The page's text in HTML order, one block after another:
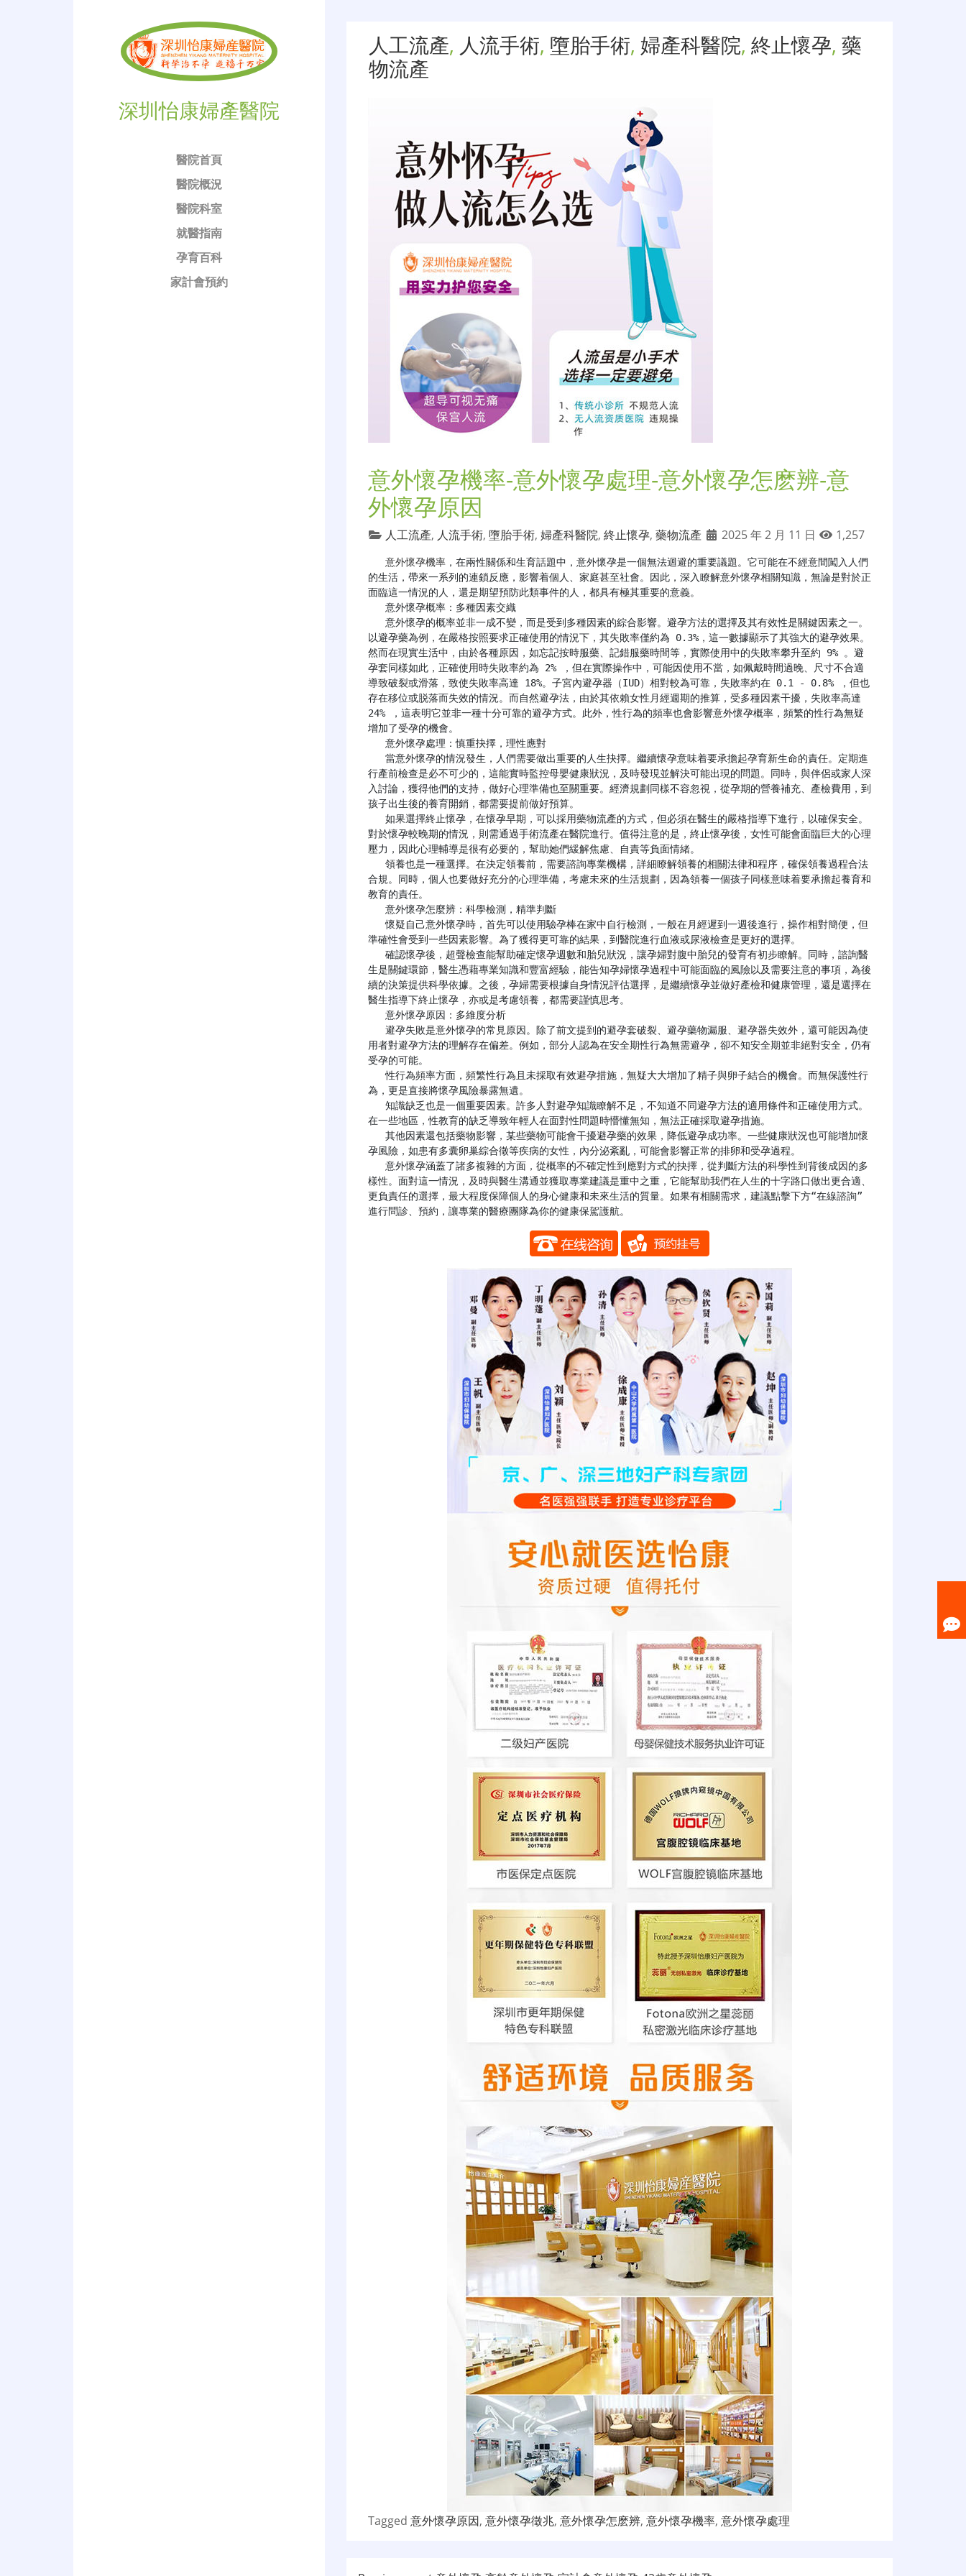
深圳怡康婦產醫院
醫院首頁
醫院概況
醫院科室
就醫指南
孕育百科
家計會預約
人工流產, 人流手術, 墮胎手術, 婦產科醫院, 終止懷孕, 藥
物流產
意外懷孕機率-意外懷孕處理-意外懷孕怎麽辨-意
外懷孕原因
人工流產, 人流手術, 墮胎手術, 婦產科醫院, 終止懷孕, 藥物流產 2025 年 2 月 11 日 1,257
意外懷孕機率 ，在兩性關係和生育話題中，意外懷孕是一個無法迴避的重要議題。它可能在不經意間闖入人們
的生活，帶來一系列的連鎖反應，影響着個人、家庭甚至社會。因此，深入瞭解意外懷孕相關知識，無論是對於正
面臨這一情況的人，還是期望預防此類事件的人，都具有極其重要的意義。
以避孕藥為例，在嚴格按照要求正確使用的情況下，其失敗率僅約為 0.3%，這一數據顯示了其強大的避孕效果。
然而在現實生活中，由於各種原因，如忘記按時服藥、記錯服藥時間等，實際使用中的失敗率攀升至約 9% 。避
孕套同樣如此，正確使用時失敗率約為 2% ，但在實際操作中，可能因使用不當，如佩戴時間過晚、尺寸不合適
導致破裂或滑落，致使失敗率高達 18%。子宮內避孕器（IUD）相對較為可靠，失敗率約在 0.1 - 0.8% ，但也
存在移位或脱落而失效的情況。而自然避孕法，由於其依賴女性月經週期的推算，受多種因素干擾，失敗率高達
24% ，這表明它並非一種十分可靠的避孕方式。此外，性行為的頻率也會影響意外懷孕概率，頻繁的性行為無疑
增加了受孕的機會。
行產前檢查是必不可少的，這能實時監控母嬰健康狀況，及時發現並解決可能出現的問題。同時，與伴侶或家人深
入討論，獲得他們的支持，做好心理準備也至關重要。經濟規劃同樣不容忽視，從孕期的營養補充、產檢費用，到
孩子出生後的養育開銷，都需要提前做好預算。
對於懷孕較晚期的情況，則需通過手術流產在醫院進行。值得注意的是，終止懷孕後，女性可能會面臨巨大的心理
壓力，因此心理輔導是很有必要的，幫助她們緩解焦慮、自責等負面情緒。
合規。同時，個人也要做好充分的心理準備，考慮未來的生活規劃，因為領養一個孩子同樣意味着要承擔起養育和
教育的責任。
   懷疑自己意外懷孕時，首先可以使用驗孕棒在家中自行檢測，一般在月經遲到一週後進行，操作相對簡便，但
準確性會受到一些因素影響。為了獲得更可靠的結果，到醫院進行血液或尿液檢查是更好的選擇。
生是關鍵環節，醫生憑藉專業知識和豐富經驗，能告知孕婦懷孕過程中可能面臨的風險以及需要注意的事項，為後
續的決策提供科學依據。之後，孕婦需要根據自身情況評估選擇，是繼續懷孕並做好產檢和健康管理，還是選擇在
醫生指導下終止懷孕，亦或是考慮領養，都需要謹慎思考。
用者對避孕方法的理解存在偏差。例如，部分人認為在安全期性行為無需避孕，卻不知安全期並非絕對安全，仍有
受孕的可能。
   性行為頻率方面，頻繁性行為且未採取有效避孕措施，無疑大大增加了精子與卵子結合的機會。而無保護性行
為，更是直接將懷孕風險暴露無遺。
在一些地區，性教育的缺乏導致年輕人在面對性問題時懵懂無知，無法正確採取避孕措施。
孕風險，如患有多囊卵巢綜合徵等疾病的女性，內分泌紊亂，可能會影響正常的排卵和受孕過程。
樣性。面對這一情況，及時與醫生溝通並獲取專業建議是重中之重，它能幫助我們在人生的十字路口做出更合適、
更負責任的選擇，最大程度保障個人的身心健康和未來生活的質量。如果有相關需求，建議點擊下方“在線諮詢”
進行問診、預約，讓專業的醫療團隊為你的健康保駕護航。
Tagged 意外懷孕原因, 意外懷孕徵兆, 意外懷孕怎麽辨, 意外懷孕機率, 意外懷孕處理